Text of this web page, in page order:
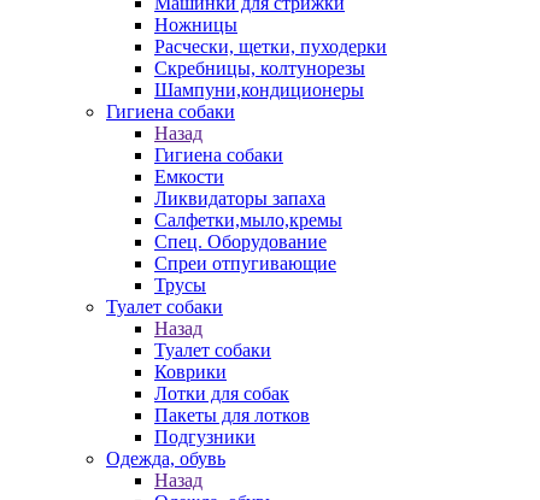
Ножницы
Расчески, щетки, пуходерки
Скребницы, колтунорезы
Шампуни,кондиционеры
Гигиена собаки
Назад
Гигиена собаки
Емкости
Ликвидаторы запаха
Салфетки,мыло,кремы
Спец. Оборудование
Спреи отпугивающие
Трусы
Туалет собаки
Назад
Туалет собаки
Коврики
Лотки для собак
Пакеты для лотков
Подгузники
Одежда, обувь
Назад